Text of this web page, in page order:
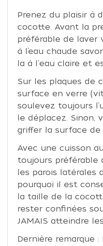
Prenez du plaisir à
cocotte. Avant la
préférable de
à l’eau chaude
la à l'eau claire et
Sur les plaques de
surface en verre
soulevez toujours
le déplacez. Sinon,
griffer la surface de
Avec une cuisson
toujours préférable
les parois latérales
pourquoi il est
la taille de la
rester confinées
JAMAIS atteindre
Dernière remarque